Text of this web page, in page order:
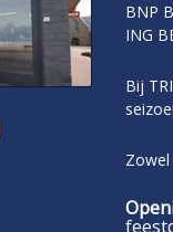
BNP
ING
Bij